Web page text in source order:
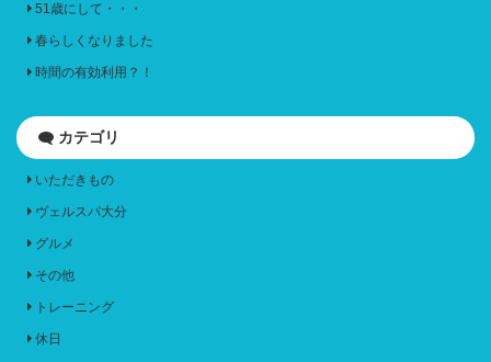
51歳にして・・・
春らしくなりました
時間の有効利用？！
カテゴリ
いただきもの
ヴェルスパ大分
グルメ
その他
トレーニング
休日